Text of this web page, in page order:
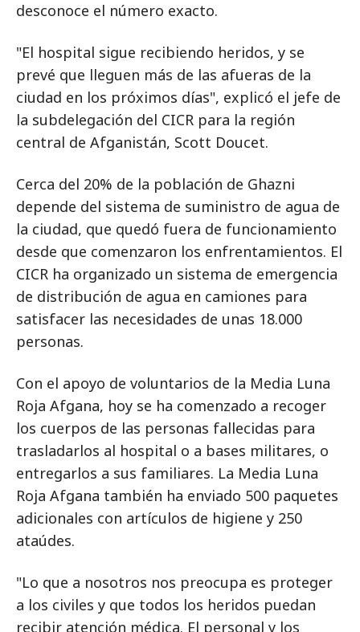
desconoce el número exacto.
"El hospital sigue recibiendo heridos, y se
prevé que lleguen más de las afueras de la
ciudad en los próximos días", explicó el jefe de
la subdelegación del CICR para la región
central de Afganistán, Scott Doucet.
Cerca del 20% de la población de Ghazni
depende del sistema de suministro de agua de
la ciudad, que quedó fuera de funcionamiento
desde que comenzaron los enfrentamientos. El
CICR ha organizado un sistema de emergencia
de distribución de agua en camiones para
satisfacer las necesidades de unas 18.000
personas.
Con el apoyo de voluntarios de la Media Luna
Roja Afgana, hoy se ha comenzado a recoger
los cuerpos de las personas fallecidas para
trasladarlos al hospital o a bases militares, o
entregarlos a sus familiares. La Media Luna
Roja Afgana también ha enviado 500 paquetes
adicionales con artículos de higiene y 250
ataúdes.
"Lo que a nosotros nos preocupa es proteger
a los civiles y que todos los heridos puedan
recibir atención médica. El personal y los